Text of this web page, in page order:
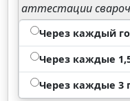
аттестации
Через каждый
Через каждые
Через каждые 3